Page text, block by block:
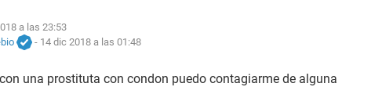
a las 23:53
- 14 dic 2018 a las 01:48
una prostituta con condon puedo contagiarme de alguna